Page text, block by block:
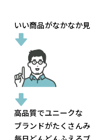
いい商品がなかなか
高品質でユニークな
ブランドがたくさん